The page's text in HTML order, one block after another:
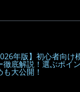
年版】初心者向け
徹底解説！選ぶポイ
も大公開！